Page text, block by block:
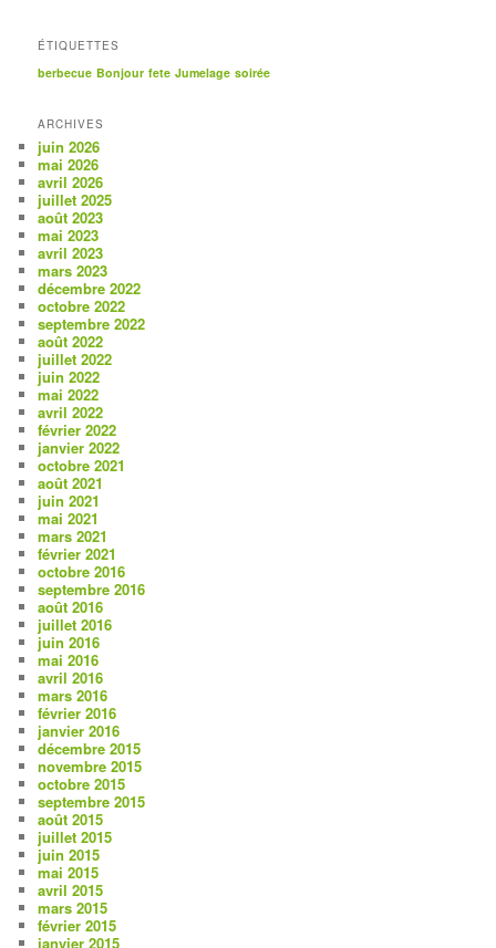
ÉTIQUETTES
berbecue Bonjour fete Jumelage soirée
ARCHIVES
juin 2026
mai 2026
avril 2026
juillet 2025
août 2023
mai 2023
avril 2023
mars 2023
décembre 2022
octobre 2022
septembre 2022
août 2022
juillet 2022
juin 2022
mai 2022
avril 2022
février 2022
janvier 2022
octobre 2021
août 2021
juin 2021
mai 2021
mars 2021
février 2021
octobre 2016
septembre 2016
août 2016
juillet 2016
juin 2016
mai 2016
avril 2016
mars 2016
février 2016
janvier 2016
décembre 2015
novembre 2015
octobre 2015
septembre 2015
août 2015
juillet 2015
juin 2015
mai 2015
avril 2015
mars 2015
février 2015
janvier 2015